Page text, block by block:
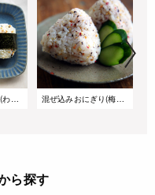
混ぜ込みおにぎり(わかめ) 混ぜ込みおにぎり(梅しそ)
ら探す